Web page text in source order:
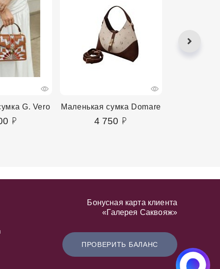
G. Vero Маленькая сумка Domare
4 750
Бонусная карта клиента
«Галерея Саквояж»
ПРОВЕРИТЬ БАЛАНС